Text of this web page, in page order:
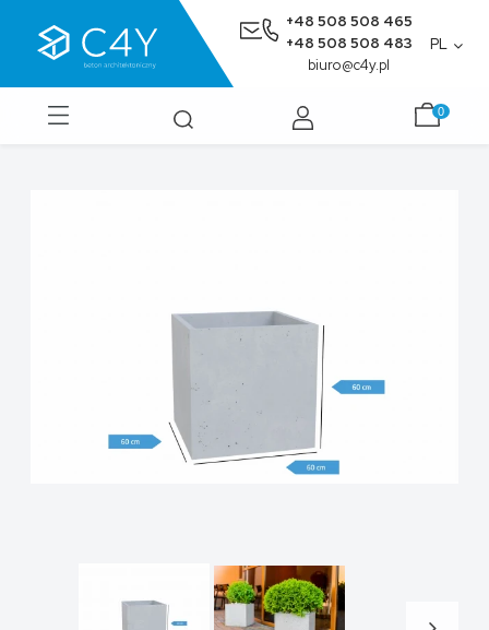
+48 508 508 465
+48 508 508 483
biuro@c4y.pl
PL